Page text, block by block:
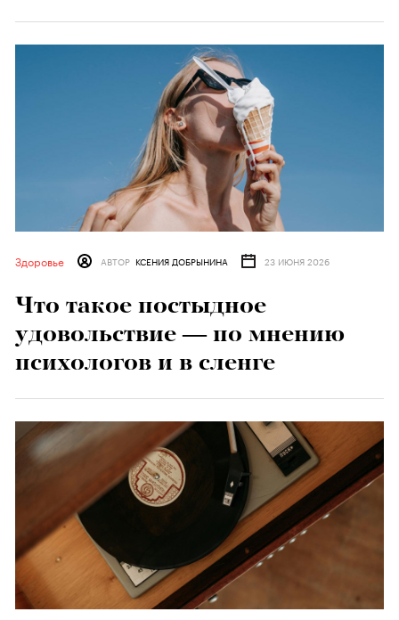
Здоровье АВТОР КСЕНИЯ ДОБРЫНИНА 23 ИЮНЯ 2026
Что такое постыдное
удовольствие — по мнению
психологов и в сленге